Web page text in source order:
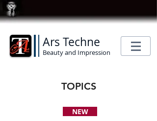
Ars Techne
Beauty and Impression
TOPICS
NEW